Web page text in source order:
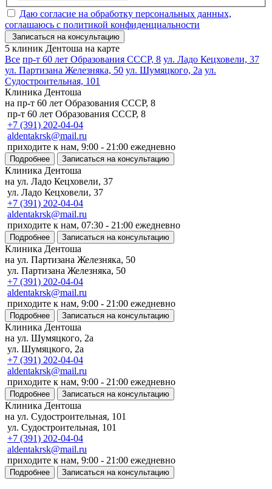
Даю согласие на обработку персональных данных,
соглашаюсь с политикой конфиденциальности
Записаться на консультацию
5 клиник Дентоша на карте
Все пр-т 60 лет Образования СССР, 8 ул. Ладо Кецховели, 37
ул. Партизана Железняка, 50 ул. Шумяцкого, 2а ул.
Судостроительная, 101
Клиника Дентоша
на пр-т 60 лет Образования СССР, 8
пр-т 60 лет Образования СССР, 8
+7 (391) 202-04-04
aldentakrsk@mail.ru
приходите к нам, 9:00 - 21:00 ежедневно
Подробнее Записаться на консультацию
Клиника Дентоша
на ул. Ладо Кецховели, 37
ул. Ладо Кецховели, 37
+7 (391) 202-04-04
aldentakrsk@mail.ru
приходите к нам, 07:30 - 21:00 ежедневно
Подробнее Записаться на консультацию
Клиника Дентоша
на ул. Партизана Железняка, 50
ул. Партизана Железняка, 50
+7 (391) 202-04-04
aldentakrsk@mail.ru
приходите к нам, 9:00 - 21:00 ежедневно
Подробнее Записаться на консультацию
Клиника Дентоша
на ул. Шумяцкого, 2а
ул. Шумяцкого, 2а
+7 (391) 202-04-04
aldentakrsk@mail.ru
приходите к нам, 9:00 - 21:00 ежедневно
Подробнее Записаться на консультацию
Клиника Дентоша
на ул. Судостроительная, 101
ул. Судостроительная, 101
+7 (391) 202-04-04
aldentakrsk@mail.ru
приходите к нам, 9:00 - 21:00 ежедневно
Подробнее Записаться на консультацию